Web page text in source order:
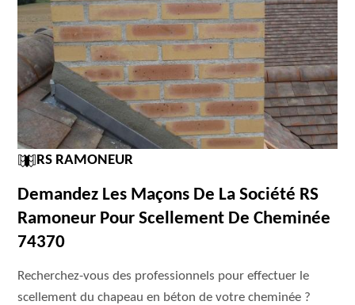
RS RAMONEUR
Demandez Les Maçons De La Société RS
Ramoneur Pour Scellement De Cheminée
74370
Recherchez-vous des professionnels pour effectuer le
scellement du chapeau en béton de votre cheminée ?